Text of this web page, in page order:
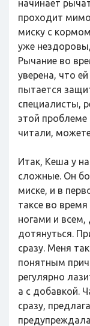
начинает
проходит
миску с
уже
Рычание во
уверена, что
пытается
специалисты,
этой проблеме
читали,
Итак, Кеша у
сложные. Он
миске, и в
таксе во
ногами и всем,
дотянуться.
сразу. Меня
понятным
регулярно
а с добавкой.
сразу,